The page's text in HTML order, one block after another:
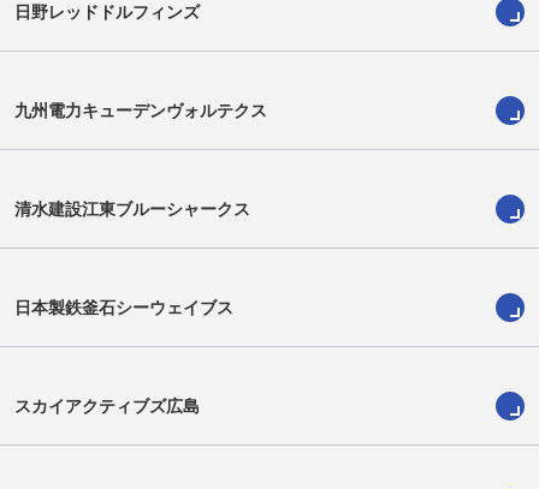
ジェラード・カウリートゥイオテ
ィ
日野レッドドルフィンズ
九州電力キューデンヴォルテクス
清水建設江東ブルーシャークス
日本製鉄釜石シーウェイブス
スカイアクティブズ広島